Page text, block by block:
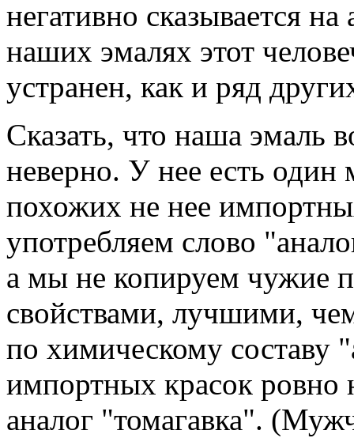
негативно сказывается
наших эмалях этот
устранен, как и ряд
Сказать, что наша эмаль
неверно. У нее есть один
похожих не нее
употребляем слово
а мы не копируем чужие
свойствами, лучшими,
по химическому составу
импортных красок ровно
аналог "томагавка".